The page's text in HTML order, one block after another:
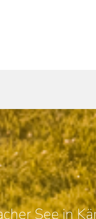
See in